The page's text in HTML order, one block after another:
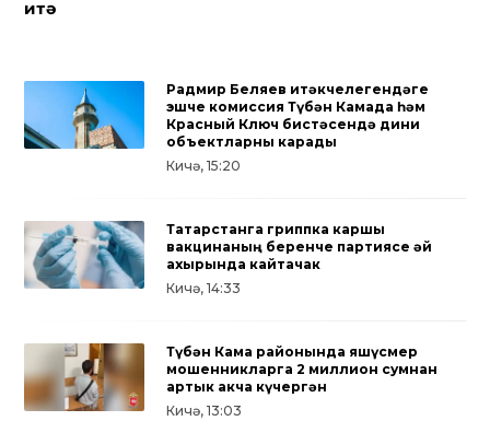
итә
Радмир Беляев җитәкчелегендәге
эшче комиссия Түбән Камада һәм
Красный Ключ бистәсендә дини
объектларны карады
Кичә, 15:20
Татарстанга гриппка каршы
вакцинаның беренче партиясе җәй
ахырында кайтачак
Кичә, 14:33
Түбән Кама районында яшүсмер
мошенникларга 2 миллион сумнан
артык акча күчергән
Кичә, 13:03